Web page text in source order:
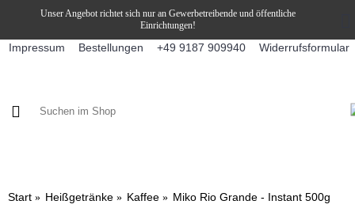
Unser Angebot richtet sich nur an Gewerbetreibende und öffentliche
Einrichtungen!
Impressum Bestellungen +49 9187 909940 Widerrufsformular
Start Heißgetränke Kaffee Miko Rio Grande - Instant 500g